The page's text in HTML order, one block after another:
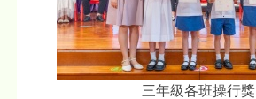
三年級各班操行獎